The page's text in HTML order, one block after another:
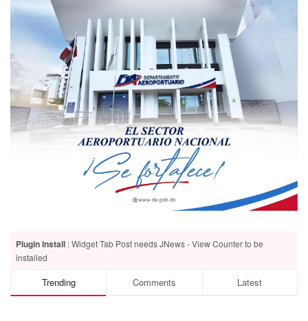
Plugin Install : Widget Tab Post needs JNews - View Counter to be
installed
Trending Comments Latest